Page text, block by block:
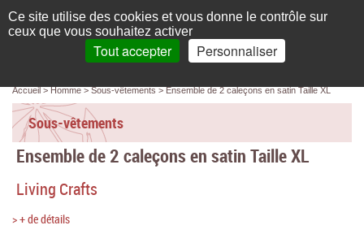
L'élégance au naturel
compte
Français
Recherche
Accueil
Femme
Homme
Bébé & enfant
Accueil Homme Sous-vêtements Ensemble de 2 caleçons en satin Taille XL
Sous-vêtements
Ensemble de 2 caleçons en satin Taille XL
Living Crafts
> + de détails
Panneau de gestion des cookies
Ce site utilise des cookies et vous donne le contrôle sur
ceux que vous souhaitez activer
Tout accepter Personnaliser